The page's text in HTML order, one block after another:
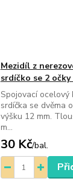
Mezidíl z
srdíčko se 2 očky
Spojovací
srdíčka se dvěma
výšku 12 mm.
m...
30 Kč/bal.